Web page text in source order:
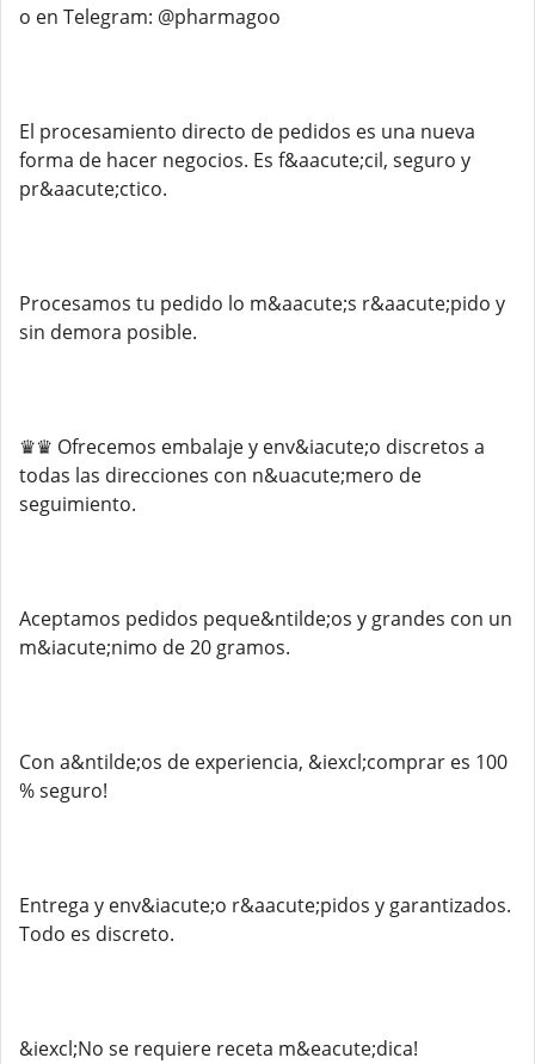
o en Telegram: @pharmagoo
El procesamiento directo de pedidos es una nueva
forma de hacer negocios. Es f&aacute;cil, seguro y
pr&aacute;ctico.
Procesamos tu pedido lo m&aacute;s r&aacute;pido y
sin demora posible.
♛♛ Ofrecemos embalaje y env&iacute;o discretos a
todas las direcciones con n&uacute;mero de
seguimiento.
Aceptamos pedidos peque&ntilde;os y grandes con un
m&iacute;nimo de 20 gramos.
Con a&ntilde;os de experiencia, &iexcl;comprar es 100
% seguro!
Entrega y env&iacute;o r&aacute;pidos y garantizados.
Todo es discreto.
&iexcl;No se requiere receta m&eacute;dica!